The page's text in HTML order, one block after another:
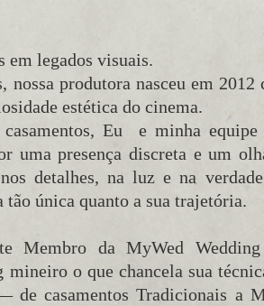
em legados visuais.
nossa produtora nasceu em
estética do cinema.
Eu e minha equipe
uma presença discreta e um
detalhes, na luz e na
tão única quanto a sua trajetória.
Membro da MyWed Wedding
mineiro o que chancela sua
de casamentos Tradicionais a